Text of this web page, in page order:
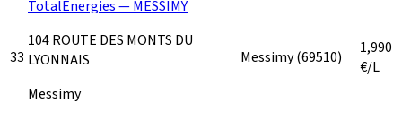
33
TotalEnergies — MESSIMY
104 ROUTE DES MONTS DU
LYONNAIS
Messimy
Messimy(69510)
1,990
€/L